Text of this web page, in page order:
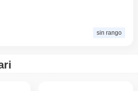
sin rango